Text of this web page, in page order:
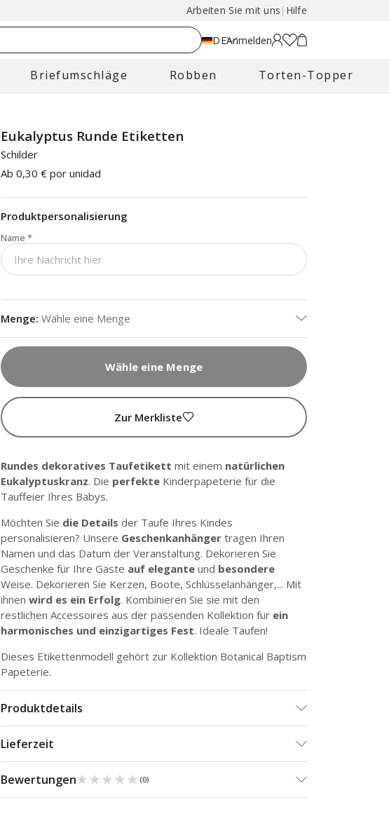
Arbeiten Sie mit uns | Hilfe
DEAnmelden
Briefumschläge Robben Torten-Topper
Eukalyptus Runde Etiketten
Schilder
Ab 0,30 € por unidad
Produktpersonalisierung
Name *
Menge: Wähle eine Menge
Wähle eine Menge
Zur Merkliste
Rundes dekoratives Taufetikett mit einem natürlichen
Eukalyptuskranz. Die perfekte Kinderpapeterie für die
Tauffeier Ihres Babys.
Möchten Sie die Details der Taufe Ihres Kindes
personalisieren? Unsere Geschenkanhänger tragen Ihren
Namen und das Datum der Veranstaltung. Dekorieren Sie
Geschenke für Ihre Gäste auf elegante und besondere
Weise. Dekorieren Sie Kerzen, Boote, Schlüsselanhänger,... Mit
ihnenwird es ein Erfolg. Kombinieren Sie sie mit den
restlichen Accessoires aus der passenden Kollektion für ein
harmonisches und einzigartiges Fest. Ideale Taufen!
Dieses Etikettenmodell gehört zur Kollektion Botanical Baptism
Papeterie.
Produktdetails
Lieferzeit
Bewertungen★★★★★
★★★★★(0)